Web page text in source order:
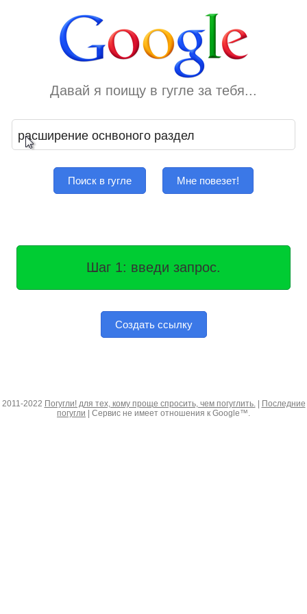
Давай я поищу в гугле за тебя...
Поиск в гугле Мне повезет!
Шаг 1: введи запрос.
Создать ссылку
2011-2022 Погугли! для тех, кому проще спросить, чем погуглить.|
Последние
погугли | Сервис не имеет отношения к Google™.